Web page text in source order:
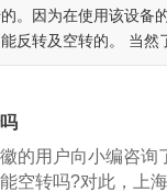
。因为在使用该设备
反转及空转的。 当然
用户向小编咨询
空转吗?对此，上